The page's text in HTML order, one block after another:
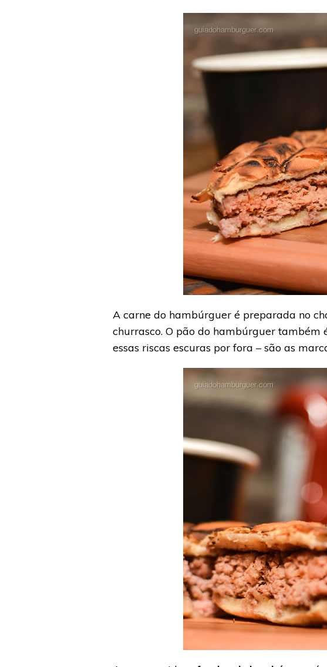
A carne do hambúrguer é preparada no
churrasco. O pão do hambúrguer também
essas riscas escuras por fora – são as